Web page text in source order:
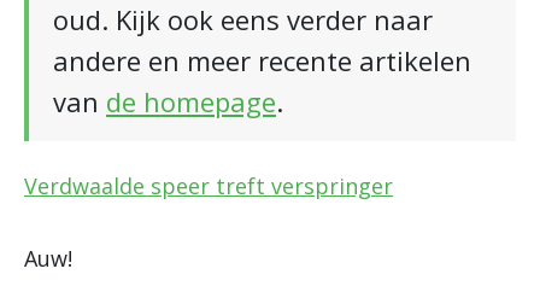
oud. Kijk ook eens verder naar
andere en meer recente artikelen
van de homepage.
Verdwaalde speer treft verspringer
Auw!